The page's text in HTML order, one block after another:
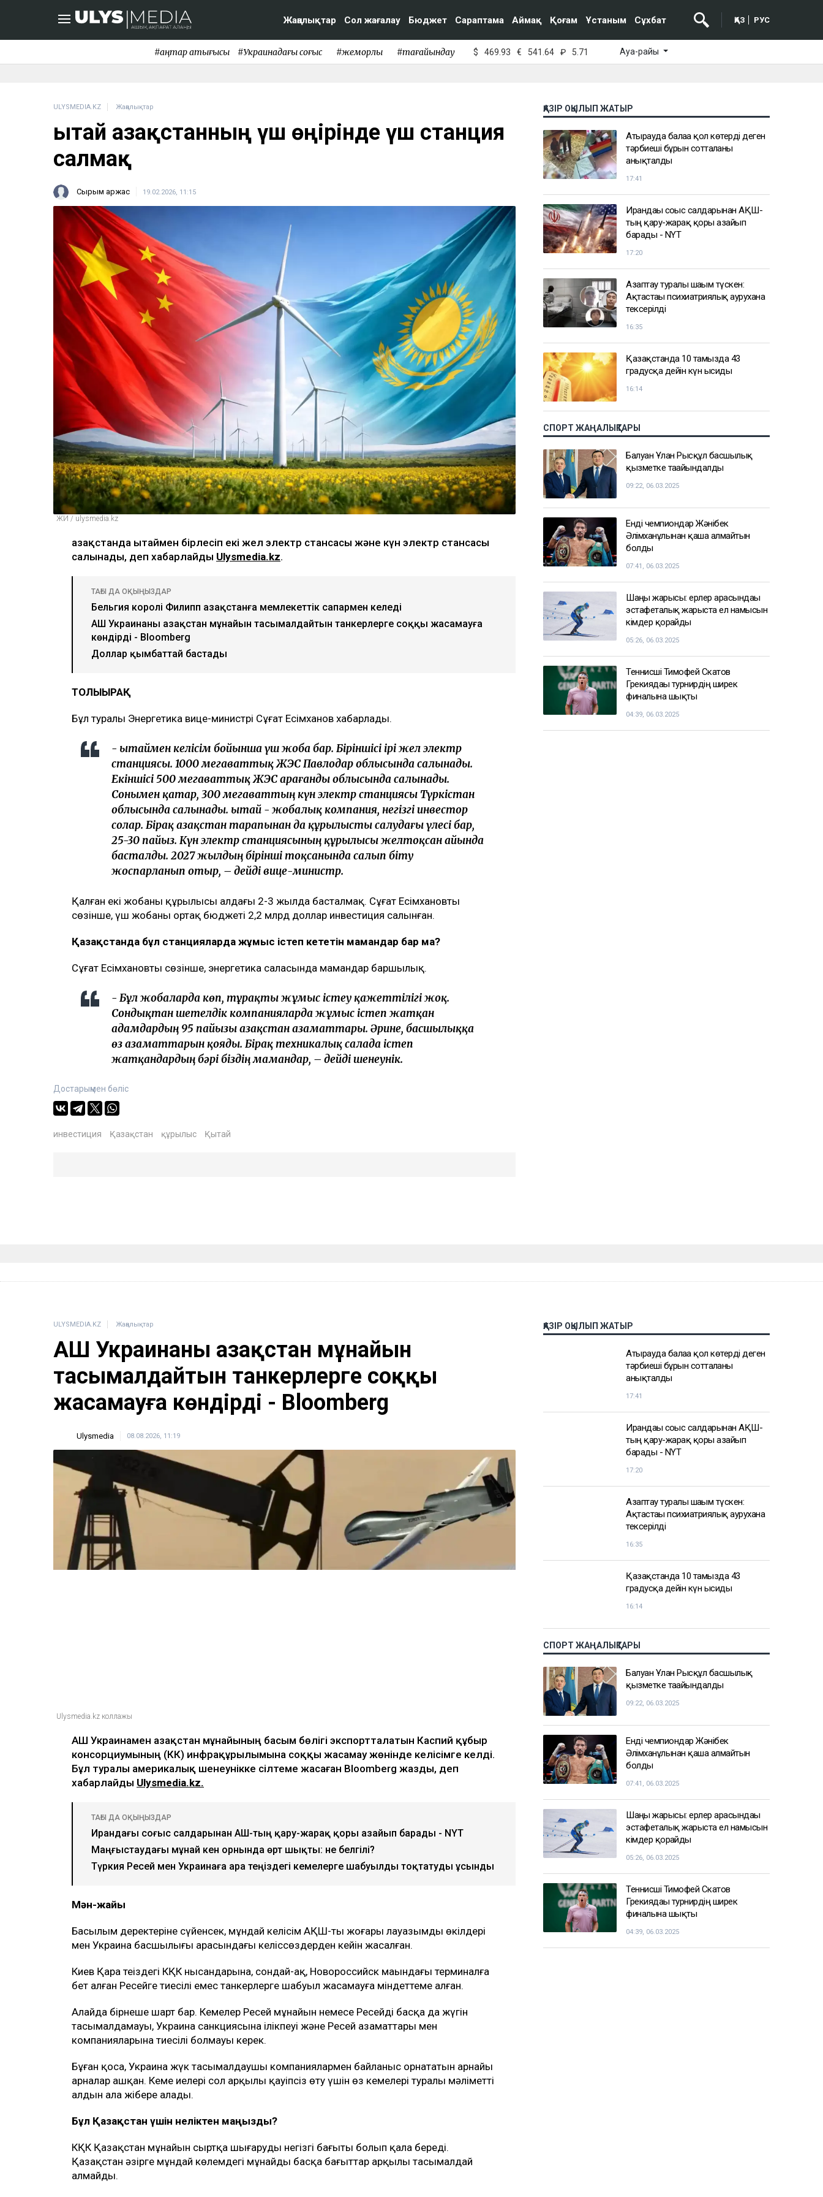
Жаңалықтар Сол жағалау Бюджет Сараптама Аймақ Қоғам Ұстаным Сұхбат ҚАЗ РУС
#қаңтар қақтығысы #Украинадағы соғыс #жемқорлық #тағайындау $ 469.93 € 541.64 ₽ 5.71 Ауа-райы
ULYSMEDIA.KZ Жаңалықтар
Қытай Қазақстанның үш өңірінде үш станция
салмақ
Сырым Қаржас 19.02.2026, 11:15
ЖИ / ulysmedia.kz
Қазақстанда Қытаймен бірлесіп екі жел электр стансасы және күн электр стансасы
салынады, деп хабарлайды Ulysmedia.kz.
ТАҒЫ ДА ОҚЫҢЫЗДАР
Бельгия королі Филипп Қазақстанға мемлекеттік сапармен келеді
АҚШ Украинаны Қазақстан мұнайын тасымалдайтын танкерлерге соққы жасамауға
көндірді - Bloomberg
Доллар қымбаттай бастады
ТОЛЫҒЫРАҚ
Бұл туралы Энергетика вице-министрі Сұңғат Есімханов хабарлады.
- Қытаймен келісім бойынша үш жоба бар. Біріншісі ірі жел электр
станциясы. 1000 мегаваттық ЖЭС Павлодар облысында салынады.
Екіншісі 500 мегаваттық ЖЭС Қарағанды облысында салынады.
Сонымен қатар, 300 мегаваттың күн электр станциясы Түркістан
облысында салынады. Қытай - жобалық компания, негізгі инвестор
солар. Бірақ Қазақстан тарапынан да құрылысты салудағы үлесі бар,
25-30 пайыз. Күн электр станциясының құрылысы желтоқсан айында
басталды. 2027 жылдың бірінші тоқсанында салып біту
жоспарланып отыр, – дейді вице-министр.
Қалған екі жобаның құрылысы алдағы 2-3 жылда басталмақ. Сұңғат Есімхановтың
сөзінше, үш жобаның ортақ бюджеті 2,2 млрд доллар инвестиция салынған.
Қазақстанда бұл станцияларда жұмыс істеп кететін мамандар бар ма?
Сұңғат Есімхановтың сөзінше, энергетика саласында мамандар баршылық.
- Бұл жобаларда көп, тұрақты жұмыс істеу қажеттілігі жоқ.
Сондықтан шетелдік компанияларда жұмыс істеп жатқан
адамдардың 95 пайызы Қазақстан азаматтары. Әрине, басшылыққа
өз азаматтарын қояды. Бірақ техникалық салада істеп
жатқандардың бәрі біздің мамандар, – дейді шенеунік.
Достарыңмен бөліс
инвестиция Қазақстан құрылыс Қытай
ҚАЗІР ОҚЫЛЫП ЖАТЫР
Атырауда балаға қол көтерді деген
тәрбиеші бұрын сотталғаны
анықталды
17:41
Ирандағы соғыс салдарынан АҚШ-
тың қару-жарақ қоры азайып
барады - NYT
17:20
Азаптау туралы шағым түскен:
Ақтастағы психиатриялық аурухана
тексерілді
16:35
Қазақстанда 10 тамызда 43
градусқа дейін күн ысиды
16:14
СПОРТ ЖАҢАЛЫҚТАРЫ
Балуан Ұлан Рысқұл басшылық
қызметке тағайындалды
09:22, 06.03.2025
Енді чемпиондар Жәнібек
Әлімханұлынан қаша алмайтын
болды
07:41, 06.03.2025
Шаңғы жарысы: ерлер арасындағы
эстафеталық жарыста ел намысын
кімдер қорғайды
05:26, 06.03.2025
Теннисші Тимофей Скатов
Грекиядағы турнирдің ширек
финалына шықты
04:39, 06.03.2025
ULYSMEDIA.KZ Жаңалықтар
АҚШ Украинаны Қазақстан мұнайын
тасымалдайтын танкерлерге соққы
жасамауға көндірді - Bloomberg
Ulysmedia 08.08.2026, 11:19
Ulysmedia.kz коллажы
АҚШ Украинамен Қазақстан мұнайының басым бөлігі экспортталатын Каспий құбыр
консорциумының (КҚК) инфрақұрылымына соққы жасамау жөнінде келісімге келді.
Бұл туралы америкалық шенеунікке сілтеме жасаған Bloomberg жазды, деп
хабарлайды Ulysmedia.kz.
ТАҒЫ ДА ОҚЫҢЫЗДАР
Ирандағы соғыс салдарынан АҚШ-тың қару-жарақ қоры азайып барады - NYT
Маңғыстаудағы мұнай кен орнында өрт шықты: не белгілі?
Түркия Ресей мен Украинаға Қара теңіздегі кемелерге шабуылды тоқтатуды ұсынды
Мән-жайы
Басылым деректеріне сүйенсек, мұндай келісім АҚШ-тың жоғары лауазымды өкілдері
мен Украина басшылығы арасындағы келіссөздерден кейін жасалған.
Киев Қара теңіздегі КҚК нысандарына, сондай-ақ, Новороссийск маңындағы терминалға
бет алған Ресейге тиесілі емес танкерлерге шабуыл жасамауға міндеттеме алған.
Алайда бірнеше шарт бар. Кемелер Ресей мұнайын немесе Ресейдің басқа да жүгін
тасымалдамауы, Украина санкциясына ілікпеуі және Ресей азаматтары мен
компанияларына тиесілі болмауы керек.
Бұған қоса, Украина жүк тасымалдаушы компаниялармен байланыс орнататын арнайы
арналар ашқан. Кеме иелері сол арқылы қауіпсіз өту үшін өз кемелері туралы мәліметті
алдын ала жібере алады.
Бұл Қазақстан үшін неліктен маңызды?
КҚК Қазақстан мұнайын сыртқа шығарудың негізгі бағыты болып қала береді.
Қазақстан әзірге мұндай көлемдегі мұнайды басқа бағыттар арқылы тасымалдай
алмайды.
ҚАЗІР ОҚЫЛЫП ЖАТЫР
Атырауда балаға қол көтерді деген
тәрбиеші бұрын сотталғаны
анықталды
17:41
Ирандағы соғыс салдарынан АҚШ-
тың қару-жарақ қоры азайып
барады - NYT
17:20
Азаптау туралы шағым түскен:
Ақтастағы психиатриялық аурухана
тексерілді
16:35
Қазақстанда 10 тамызда 43
градусқа дейін күн ысиды
16:14
СПОРТ ЖАҢАЛЫҚТАРЫ
Балуан Ұлан Рысқұл басшылық
қызметке тағайындалды
09:22, 06.03.2025
Енді чемпиондар Жәнібек
Әлімханұлынан қаша алмайтын
болды
07:41, 06.03.2025
Шаңғы жарысы: ерлер арасындағы
эстафеталық жарыста ел намысын
кімдер қорғайды
05:26, 06.03.2025
Теннисші Тимофей Скатов
Грекиядағы турнирдің ширек
финалына шықты
04:39, 06.03.2025